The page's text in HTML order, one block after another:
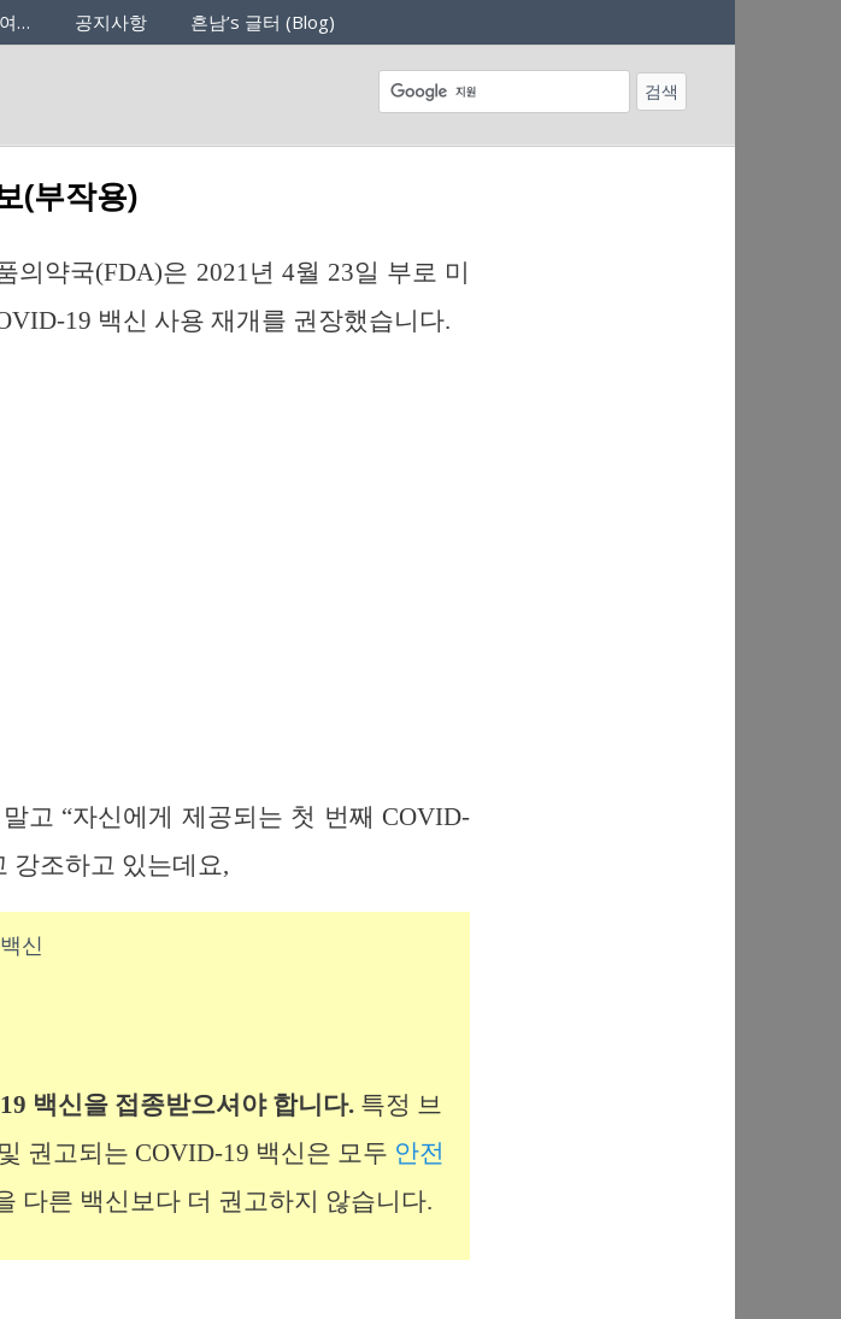
… 공지사항 흔남’s 글터 (Blog)
(부작용)
의약국(FDA)은 2021년 4월 23일 부로 미
19 백신 사용 재개를 권장했습니다.
고 “자신에게 제공되는 첫 번째 COVID-
강조하고 있는데요,
신
백신을 접종받으셔야 합니다. 특정 브
권고되는 COVID-19 백신은 모두 안전
다른 백신보다 더 권고하지 않습니다.